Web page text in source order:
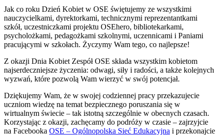
Jak co roku Dzień Kobiet w OSE świętujemy ze wszystkimi
nauczycielkami, dyrektorkami, technicznymi reprezentantkami
szkół, uczestniczkami projektu OSEhero, bibliotekarkami,
psycholożkami, pedagożkami szkolnymi, uczennicami i Paniami
pracującymi w szkołach. Życzymy Wam tego, co najlepsze!
Z okazji Dnia Kobiet Zespół OSE składa wszystkim kobietom
najserdeczniejsze życzenia: odwagi, siły i radości, a także kolejnych
wyzwań, które pozwolą Wam wierzyć w swój potencjał.
Dziękujemy Wam, że w swojej codziennej pracy przekazujecie
uczniom wiedzę na temat bezpiecznego poruszania się w
wirtualnym świecie – tak istotną szczególnie w obecnych czasach.
Korzystając z okazji, zachęcamy do podróży w czasie – zajrzyjcie
na Facebooka OSE – Ogólnopolska Sieć Edukacyjna i przekonajcie